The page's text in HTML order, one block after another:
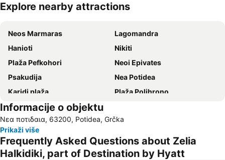
Explore nearby attractions
Neos Marmaras
Lagomandra
Hanioti
Nikiti
Plaža Pefkohori
Neoi Epivates
Psakudija
Nea Potidea
Karidi plaža
Plaža Polihrono
Nea Plagija
Perea
Plaža Afitos
Hanioti
Paradisos
Sani
Siviri
Informacije o objektu
Νεα ποτιδαια, 63200, Potidea, Grčka
Prikaži više
Frequently Asked Questions about Zelia
Halkidiki, part of Destination by Hyatt